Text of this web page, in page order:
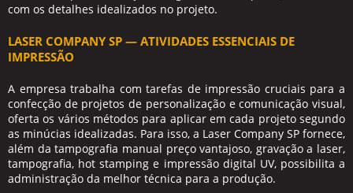
com os detalhes idealizados no projeto.
LASER COMPANY SP — ATIVIDADES ESSENCIAIS DE
IMPRESSÃO
A empresa trabalha com tarefas de impressão cruciais para a
confecção de projetos de personalização e comunicação visual,
oferta os vários métodos para aplicar em cada projeto segundo
as minúcias idealizadas. Para isso, a Laser Company SP fornece,
além datampografia manual preçovantajoso, gravação a laser,
tampografia, hot stamping e impressão digital UV, possibilita a
administração da melhor técnica para a produção.